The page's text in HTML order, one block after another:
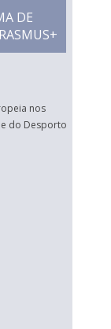
DE
nos
do Desporto